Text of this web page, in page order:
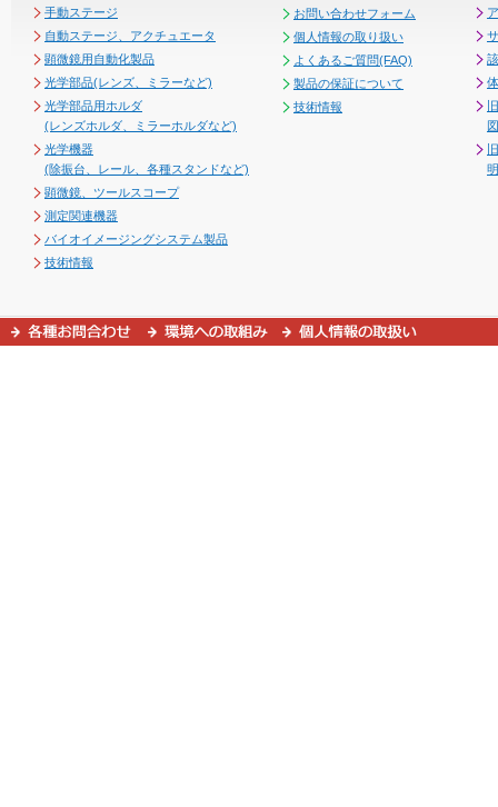
手動ステージ
自動ステージ、アクチュエータ
顕微鏡用自動化製品
光学部品(レンズ、ミラーなど)
光学部品用ホルダ
(レンズホルダ、ミラーホルダなど)
光学機器
(除振台、レール、各種スタンドなど)
顕微鏡、ツールスコープ
測定関連機器
バイオイメージングシステム製品
技術情報
お問い合わせフォーム
個人情報の取り扱い
よくあるご質問(FAQ)
製品の保証について
技術情報